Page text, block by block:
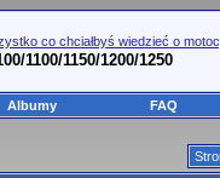
co chciałbyś wiedzieć o
1100/1150/1200/1250
Albumy FAQ